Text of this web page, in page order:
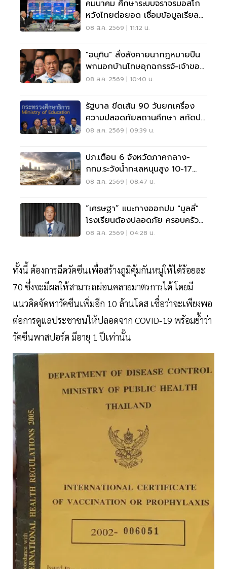
คมนาคม ศึกษาระบบจราจรมอสโก
หวังไทยต่อยอด เชื่อมข้อมูลเรียล
ไทม์ แก้รถติด
08 ส.ค. 2569 | 11:12 น.
"อนุทิน" สั่งสังคายนากฎหมายปืน
พกนอกบ้านโทษอุกฉกรรจ์-เจ้าของ
โดนหนัก
08 ส.ค. 2569 | 10:40 น.
รัฐบาล ขีดเส้น 90 วันยกเครื่อง
ความปลอดภัยสถานศึกษา สกัดปม
บูลลี่
08 ส.ค. 2569 | 09:39 น.
ปภ.เตือน 6 จังหวัดภาคกลาง-
กทม.ระวังน้ำทะเลหนุนสูง 10-17
ส.ค.69
08 ส.ค. 2569 | 08:47 น.
“เศรษฐา” แนะทางออกปม "บูลลี่"
โรงเรียนต้องปลอดภัย ครอบครัว
ต้องรับฟัง
08 ส.ค. 2569 | 04:28 น.
ทั้งนี้ ต้องการฉีดวัคซีนเพื่อสร้างภูมิคุ้มกันหมู่ให้ได้ร้อยละ
70 ซึ่งจะมีผลให้สามารถผ่อนคลายมาตรการได้ โดยมี
แนวคิดจัดหาวัคซีนเพิ่มอีก 10 ล้านโดส เชื่อว่าจะเพียงพอ
ต่อการดูแลประชาชนให้ปลอดจาก COVID-19 พร้อมย้ำว่า
วัคซีนพาสปอร์ต มีอายุ 1 ปีเท่านั้น